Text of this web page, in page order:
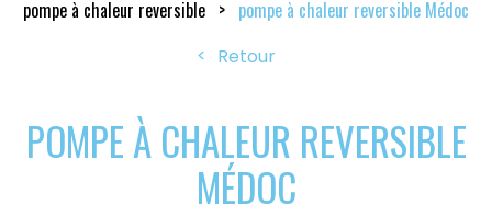
pompe à chaleur reversible
pompe à chaleur reversible Médoc
Retour
POMPE À CHALEUR REVERSIBLE
MÉDOC